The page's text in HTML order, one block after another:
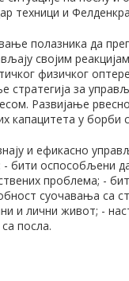
техници и
полазника да
својим
физичког
стратегија за
Развијање
капацитета у борби
и ефикасно
бити оспособљени
проблема; -
суочавања са
и лични живот; -
посла.